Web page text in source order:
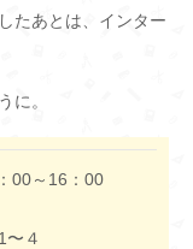
たあとは、インター
に。
00～16：00
〜４